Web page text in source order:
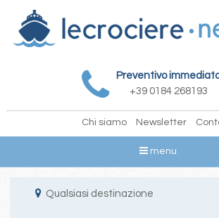
Preventivo
+39 0184 268193
Chi siamo Newsletter
menu
Qualsiasi destinazione